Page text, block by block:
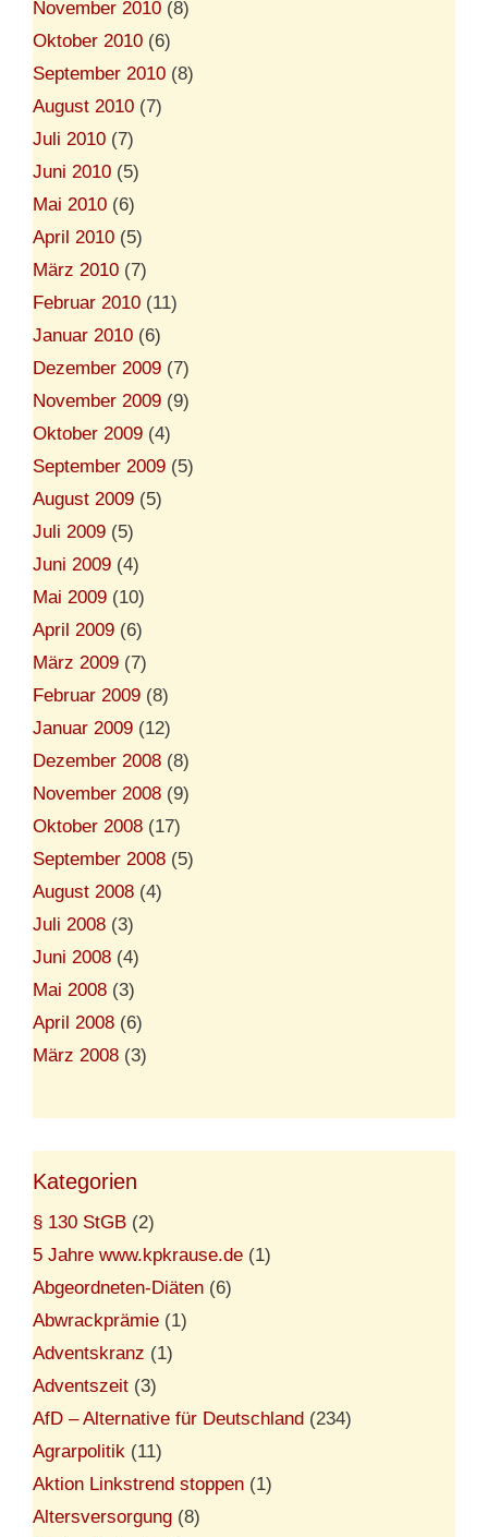
November 2010 (8)
Oktober 2010 (6)
September 2010 (8)
August 2010 (7)
Juli 2010 (7)
Juni 2010 (5)
Mai 2010 (6)
April 2010 (5)
März 2010 (7)
Februar 2010 (11)
Januar 2010 (6)
Dezember 2009 (7)
November 2009 (9)
Oktober 2009 (4)
September 2009 (5)
August 2009 (5)
Juli 2009 (5)
Juni 2009 (4)
Mai 2009 (10)
April 2009 (6)
März 2009 (7)
Februar 2009 (8)
Januar 2009 (12)
Dezember 2008 (8)
November 2008 (9)
Oktober 2008 (17)
September 2008 (5)
August 2008 (4)
Juli 2008 (3)
Juni 2008 (4)
Mai 2008 (3)
April 2008 (6)
März 2008 (3)
Kategorien
§ 130 StGB (2)
5 Jahre www.kpkrause.de (1)
Abgeordneten-Diäten (6)
Abwrackprämie (1)
Adventskranz (1)
Adventszeit (3)
AfD – Alternative für Deutschland (234)
Agrarpolitik (11)
Aktion Linkstrend stoppen (1)
Altersversorgung (8)